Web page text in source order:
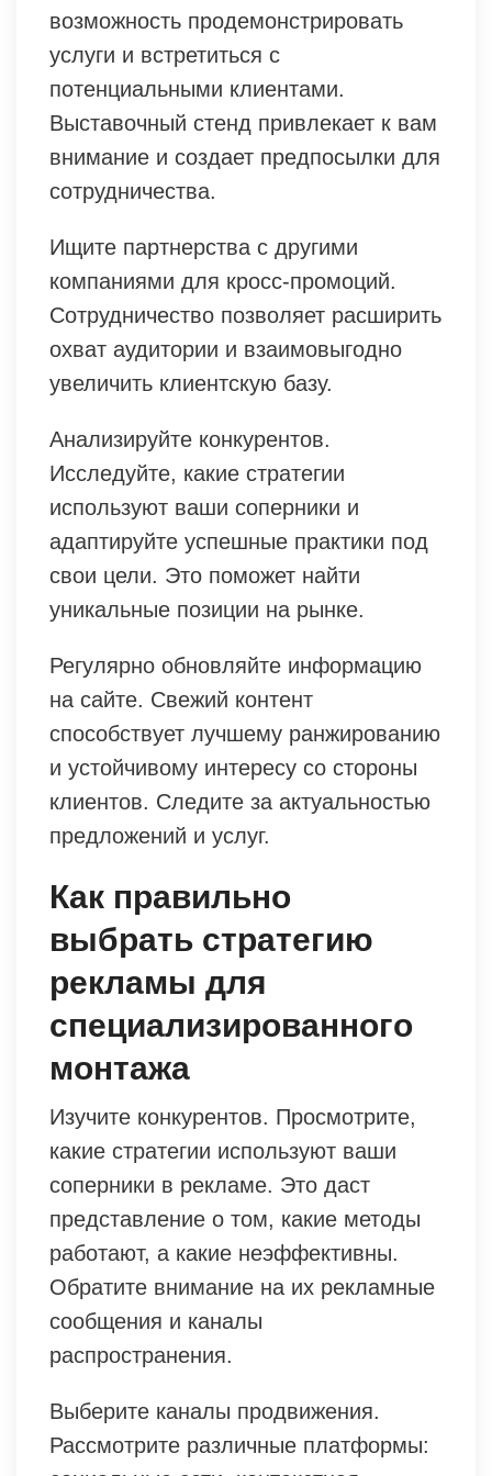
возможность продемонстрировать
услуги и встретиться с
потенциальными клиентами.
Выставочный стенд привлекает к вам
внимание и создает предпосылки для
сотрудничества.
Ищите партнерства с другими
компаниями для кросс-промоций.
Сотрудничество позволяет расширить
охват аудитории и взаимовыгодно
увеличить клиентскую базу.
Анализируйте конкурентов.
Исследуйте, какие стратегии
используют ваши соперники и
адаптируйте успешные практики под
свои цели. Это поможет найти
уникальные позиции на рынке.
Регулярно обновляйте информацию
на сайте. Свежий контент
способствует лучшему ранжированию
и устойчивому интересу со стороны
клиентов. Следите за актуальностью
предложений и услуг.
Как правильно
выбрать стратегию
рекламы для
специализированного
монтажа
Изучите конкурентов. Просмотрите,
какие стратегии используют ваши
соперники в рекламе. Это даст
представление о том, какие методы
работают, а какие неэффективны.
Обратите внимание на их рекламные
сообщения и каналы
распространения.
Выберите каналы продвижения.
Рассмотрите различные платформы: